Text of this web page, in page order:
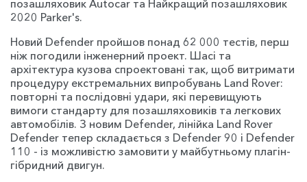
позашляховик Autocar та Найкращий позашляховик
2020 Parker's.
Новий Defender пройшов понад 62 000 тестів, перш
ніж погодили інженерний проект. Шасі та
архітектура кузова спроектовані так, щоб витримати
процедуру екстремальних випробувань Land Rover:
повторні та послідовні удари, які перевищують
вимоги стандарту для позашляховиків та легкових
автомобілів. З новим Defender, лінійка Land Rover
Defender тепер складається з Defender 90 і Defender
110 - із можливістю замовити у майбутньому плагін-
гібридний двигун.